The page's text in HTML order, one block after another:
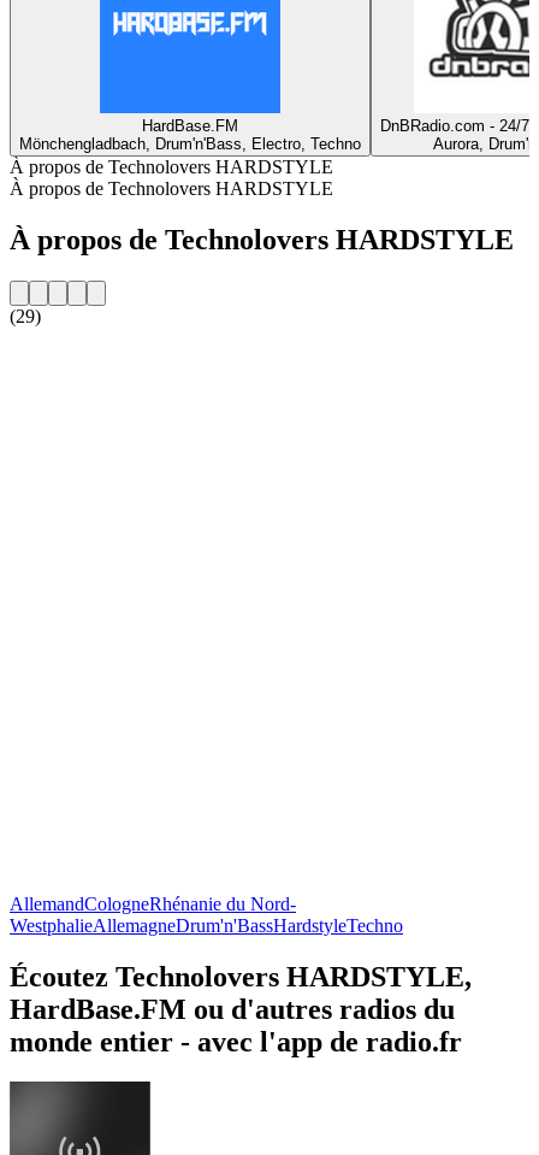
HardBase.FM
Mönchengladbach, Drum'n'Bass, Electro, Techno
DnBRadio.com - 24/7
Aurora,
À propos de Technolovers HARDSTYLE
À propos de Technolovers HARDSTYLE
À propos de Technolovers HARDSTYLE
(29)
AllemandCologneRhénanie du Nord-
WestphalieAllemagneDrum'n'BassHardstyleTechno
Écoutez Technolovers HARDSTYLE,
HardBase.FM ou d'autres radios du
monde entier - avec l'app de radio.fr